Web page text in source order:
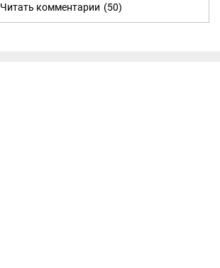
Читать комментарии (50)